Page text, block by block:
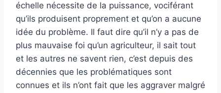
échelle nécessite de la puissance, vociférant
qu’ils produisent proprement et qu’on a aucune
idée du problème. Il faut dire qu’il n’y a pas de
plus mauvaise foi qu’un agriculteur, il sait tout
et les autres ne savent rien, c’est depuis des
décennies que les problématiques sont
connues et ils n’ont fait que les aggraver malgré